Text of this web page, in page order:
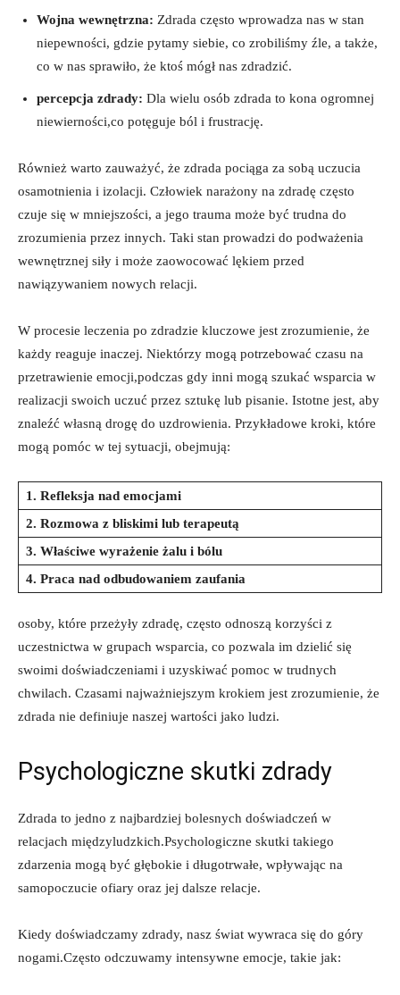
Wojna wewnętrzna: Zdrada często wprowadza nas w stan
niepewności, gdzie pytamy siebie, co zrobiliśmy źle, a także,
co w nas sprawiło, że ktoś mógł nas zdradzić.
percepcja zdrady: Dla wielu osób zdrada to kona ogromnej
niewierności,co potęguje ból i frustrację.
Również warto zauważyć, że zdrada pociąga za sobą uczucia
osamotnienia i izolacji. Człowiek narażony na zdradę często
czuje się w mniejszości, a jego trauma może być trudna do
zrozumienia przez innych. Taki stan prowadzi do podważenia
wewnętrznej siły i może zaowocować lękiem przed
nawiązywaniem nowych relacji.
W procesie leczenia po zdradzie kluczowe jest zrozumienie, że
każdy reaguje inaczej. Niektórzy mogą potrzebować czasu na
przetrawienie emocji,podczas gdy inni mogą szukać wsparcia w
realizacji swoich uczuć przez sztukę lub pisanie. Istotne jest, aby
znaleźć własną drogę do uzdrowienia. Przykładowe kroki, które
mogą pomóc w tej sytuacji, obejmują:
1. Refleksja nad emocjami
2. Rozmowa z bliskimi lub terapeutą
3. Właściwe wyrażenie żalu i bólu
4. Praca nad odbudowaniem zaufania
osoby, które przeżyły zdradę, często odnoszą korzyści z
uczestnictwa w grupach wsparcia, co pozwala im dzielić się
swoimi doświadczeniami i uzyskiwać pomoc w trudnych
chwilach. Czasami najważniejszym krokiem jest zrozumienie, że
zdrada nie definiuje naszej wartości jako ludzi.
Psychologiczne skutki zdrady
Zdrada to jedno z najbardziej bolesnych doświadczeń w
relacjach międzyludzkich.Psychologiczne skutki takiego
zdarzenia mogą być głębokie i długotrwałe, wpływając na
samopoczucie ofiary oraz jej dalsze relacje.
Kiedy doświadczamy zdrady, nasz świat wywraca się do góry
nogami.Często odczuwamy intensywne emocje, takie jak: